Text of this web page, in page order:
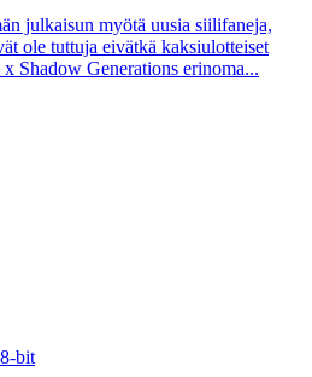
julkaisun myötä uusia siilifaneja,
ole tuttuja eivätkä kaksiulotteiset
Shadow Generations erinoma...